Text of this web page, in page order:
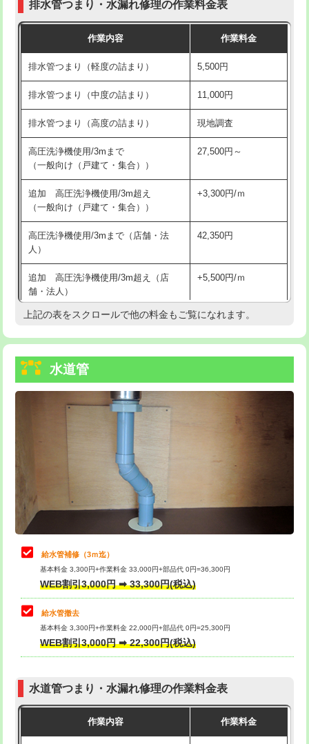
追加人工 16,500円
現場見積
※給水管工事は20mmまでの価格です。
持込商品取付（単水栓） 13,200円
持込商品取付（混合水栓） 16,500円
持込商品取付（浄水器・分岐水栓） 16,500円
給水管工事※（ホール加工) 16,500円
給水管工事※（バンド止め) 3,300円
給水管工事※（支持金具設置)
給水管工事※（保温材使用（バンド止
め込み）)
5,500円
給水管工事※（土の掘削・埋め戻し作
業)
11,000円
給水管工事※（塩ビ管（VP・HI）使
用/3ｍまで)
33,000円
給水管工事※（塩ビ管（VP・HI）使
+8,800円
給水管工事※（ライニング鋼管・銅
管・ポリ管・HT管使用/3ｍまで)
給水管工事※（ライニング鋼管・銅
管・ポリ管・HT管使用/3ｍ超え)
排水管工事（土の掘削・埋め戻し作
11,000円~
排水管工事（排水管工事/3ｍまで） 55,000円
排水管工事（追加 排水管工事/3ｍ超
マス交換（土の掘削・埋め戻し作業）
マス交換（深さ50㎝未満）
マス交換（深さ50㎝以上）
コンクリート斫り（厚さ10㎝まで）
モルタル補修（厚さ10㎝超え） 38,500円
排水管つまり・水漏れ修理の作業料金表
作業内容 作業料金
排水管つまり（軽度の詰まり） 5,500円
排水管つまり（中度の詰まり） 11,000円
排水管つまり（高度の詰まり） 現地調査
高圧洗浄機使用/3mまで
（一般向け（戸建て・集合））
27,500円～
追加 高圧洗浄機使用/3m超え
（一般向け（戸建て・集合））
+3,300円/ｍ
高圧洗浄機使用/3mまで（店舗・法
人）
42,350円
追加 高圧洗浄機使用/3m超え（店
舗・法人）
+5,500円/ｍ
高度高圧洗浄換 現地調査
トーラー機使用/3mまで
追加トーラー機使用/3m超え
33,000円
8,800円
止水・漏水調査・防水処理・清掃・修
理・調整・分解・加工など（軽作業）
11,000円
止水・漏水調査・防水処理・清掃・修
理・調整・分解・加工など（中作業）
止水・漏水調査・防水処理・清掃・修
理・調整・分解・加工など（重作業）
33,000円
その他部品の脱着
交換・取付（タンク）
式）)
式・ワンホール）)
上記の表をスクロールで他の料金もご覧になれます。
水道管
給水管補修（3ｍ迄）
基本料金 3,300円+作業料金 33,000円+部品代 0円=36,300円
WEB割引3,000円 ➡ 33,300円(税込)
給水管撤去
基本料金 3,300円+作業料金 22,000円+部品代 0円=25,300円
WEB割引3,000円 ➡ 22,300円(税込)
水道管つまり・水漏れ修理の作業料金表
作業内容 作業料金